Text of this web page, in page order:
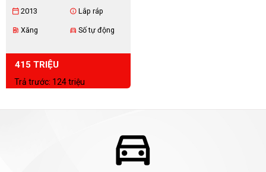
calendar_today 2013 info Lắp ráp
ev_station Xăng directions_car Số tự động
415 TRIỆU
Trả trước: 124 triệu
verified_user